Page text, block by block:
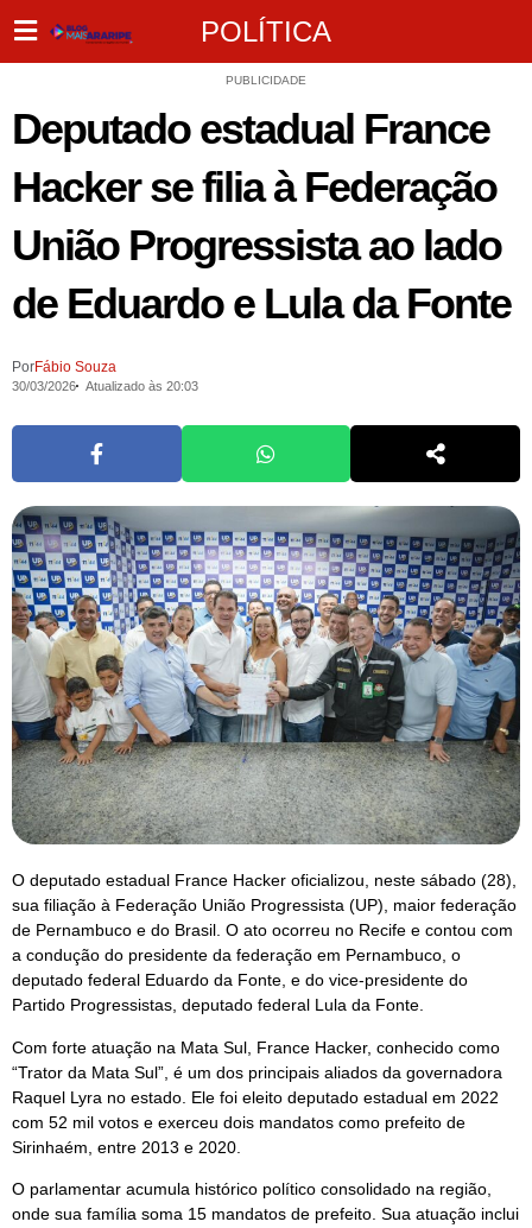
POLÍTICA
PUBLICIDADE
Deputado estadual France
Hacker se filia à Federação
União Progressista ao lado
de Eduardo e Lula da Fonte
PorFábio Souza
30/03/2026 Atualizado às 20:03
O deputado estadual France Hacker oficializou, neste sábado (28),
sua filiação à Federação União Progressista (UP), maior federação
de Pernambuco e do Brasil. O ato ocorreu no Recife e contou com
a condução do presidente da federação em Pernambuco, o
deputado federal Eduardo da Fonte, e do vice-presidente do
Partido Progressistas, deputado federal Lula da Fonte.
Com forte atuação na Mata Sul, France Hacker, conhecido como
“Trator da Mata Sul”, é um dos principais aliados da governadora
Raquel Lyra no estado. Ele foi eleito deputado estadual em 2022
com 52 mil votos e exerceu dois mandatos como prefeito de
Sirinhaém, entre 2013 e 2020.
O parlamentar acumula histórico político consolidado na região,
onde sua família soma 15 mandatos de prefeito. Sua atuação inclui